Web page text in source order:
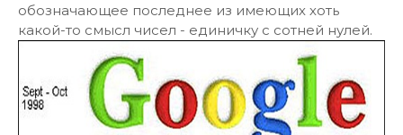
обозначающее последнее из имеющих хоть
какой-то смысл чисел - единичку с сотней нулей.